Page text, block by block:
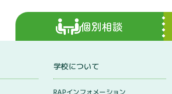
個別相談
学校について
RAPインフォメーション